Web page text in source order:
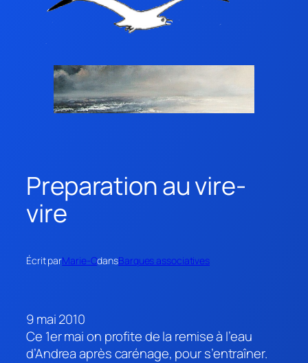
Preparation au vire-
vire
Écrit parMarie-OdansBarques associatives
9 mai 2010
Ce 1er mai on profite de la remise à l’eau
d’Andrea après carénage, pour s’entraîner.